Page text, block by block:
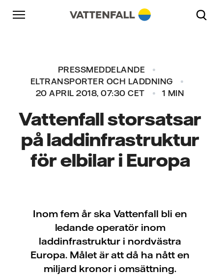
Skip to content
Gå till huvudnavigeringen
Gå till sidfoten
PRESSMEDDELANDE
ELTRANSPORTER OCH LADDNING
20 APRIL 2018, 07:30 CET
1 MIN
Vattenfall storsatsar
på laddinfrastruktur
för elbilar i Europa
Inom fem år ska Vattenfall bli en
ledande operatör inom
laddinfrastruktur i nordvästra
Europa. Målet är att då ha nått en
miljard kronor i omsättning.
Gå till huvudnavigeringen